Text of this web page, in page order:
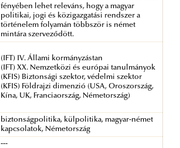
fényében lehet releváns, hogy a magyar
politikai, jogi és közigazgatási rendszer a
történelem folyamán többször is német
mintára szerveződött.
(IFT) IV. Állami kormányzástan
(IFT) XX. Nemzetközi és európai tanulmányok
(KFIS) Biztonsági szektor, védelmi szektor
(KFIS) Földrajzi dimenzió (USA, Oroszország,
Kína, UK, Franciaország, Németország)
biztonságpolitika, külpolitika, magyar-német
kapcsolatok, Németország
---